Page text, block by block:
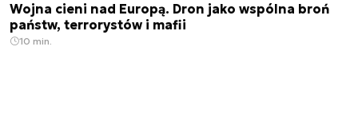
Wojna cieni nad Europą. Dron jako wspólna broń
państw, terrorystów i mafii
10 min.